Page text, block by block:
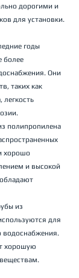
дорогими и
для установки.
годы
более
Они
таких как
легкость
полипропилена
хорошо
и высокой
из
для
водоснабжения.
хорошую